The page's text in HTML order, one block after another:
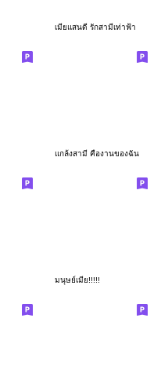
เมียแสนดี รักสามีเท่าฟ้า
แกล้งสามี คืองานของฉัน
มนุษย์เมีย!!!!!